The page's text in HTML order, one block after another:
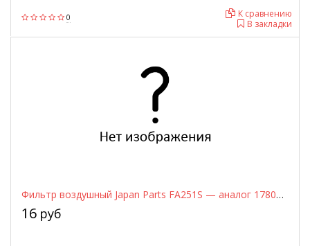
0
В закладки
К сравнению
Фильтр воздушный Japan Parts FA251S — аналог 1780130040 / 1780130080 / 1780107010, для Toyota Land Cruiser / Lexus GX
16 руб